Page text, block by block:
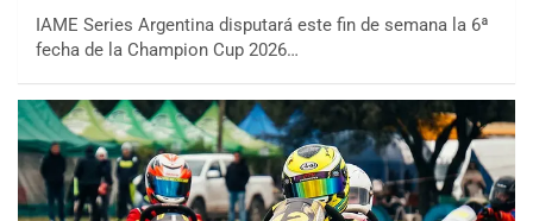
IAME Series Argentina disputará este fin de semana la 6ª
fecha de la Champion Cup 2026…